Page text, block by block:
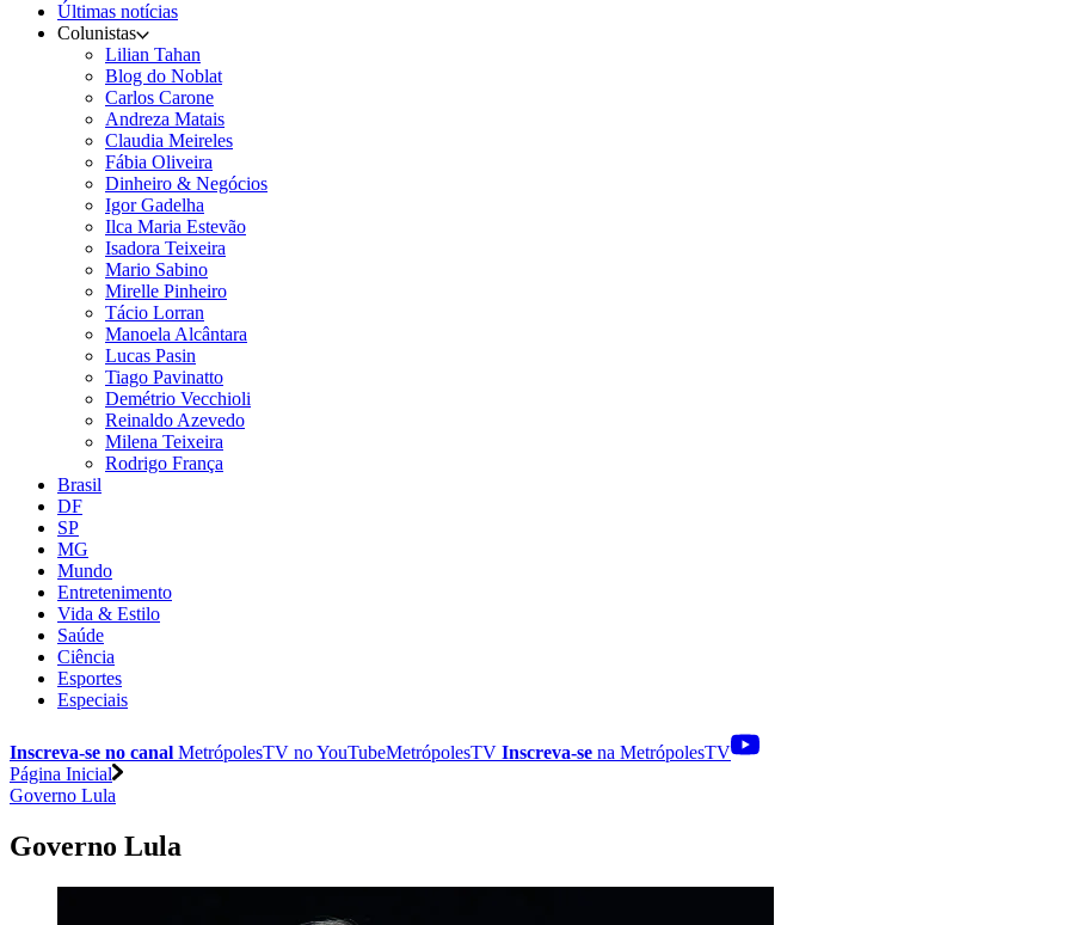
Últimas notícias
Colunistas
Lilian Tahan
Blog do Noblat
Carlos Carone
Andreza Matais
Claudia Meireles
Fábia Oliveira
Dinheiro & Negócios
Igor Gadelha
Ilca Maria Estevão
Isadora Teixeira
Mario Sabino
Mirelle Pinheiro
Tácio Lorran
Manoela Alcântara
Lucas Pasin
Tiago Pavinatto
Demétrio Vecchioli
Reinaldo Azevedo
Milena Teixeira
Rodrigo França
Brasil
DF
SP
MG
Mundo
Entretenimento
Vida & Estilo
Saúde
Ciência
Esportes
Especiais
Inscreva-se no canal MetrópolesTV noYouTubeMetrópolesTV Inscreva-se na MetrópolesTV
Página Inicial
Governo Lula
Governo Lula